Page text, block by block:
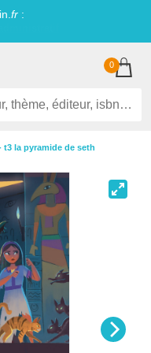
fr:
0
la pyramide de seth